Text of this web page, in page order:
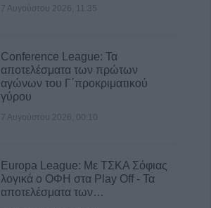
7 Αυγούστου 2026, 11:35
Conference League: Τα
αποτελέσματα των πρώτων
αγώνων του Γ΄προκριματικού
γύρου
7 Αυγούστου 2026, 00:10
Europa League: Με ΤΣΚΑ Σόφιας
λογικά ο ΟΦΗ στα Play Off - Τα
αποτελέσματα των…